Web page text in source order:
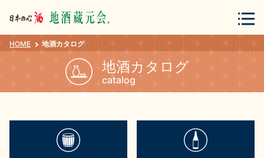
会員登録 ログイン
HOME 地酒カタログ
地酒カタログ
catalog